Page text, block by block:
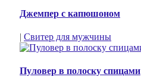
Джемпер с капюшоном
| Свитер для мужчины
Пуловер в полоску спицами